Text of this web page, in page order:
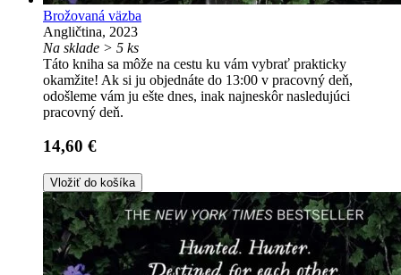
Brožovaná väzba
Angličtina, 2023
Na sklade > 5 ks
Táto kniha sa môže na cestu ku vám vybrať prakticky
okamžite! Ak si ju objednáte do 13:00 v pracovný deň,
odošleme vám ju ešte dnes, inak najneskôr nasledujúci
pracovný deň.
14,60 €
Vložiť do košíka